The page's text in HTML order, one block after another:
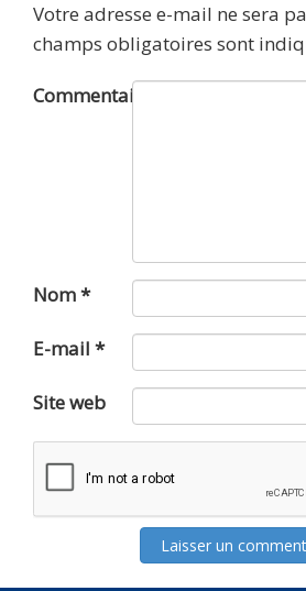
Votre adresse e-mail ne sera
champs obligatoires sont
Commentaire
Nom*
E-mail *
Site web